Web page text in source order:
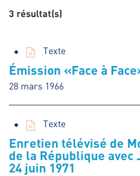
3 résultat(s)
Texte
Émission «Face à
28 mars 1966
Texte
Enretien télévisé de
de la République avec
24 juin 1971